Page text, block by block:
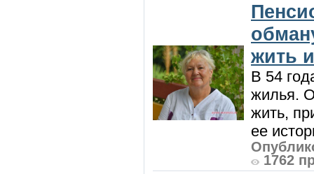
жить
В 54
жилья.
жить,
ее
1762